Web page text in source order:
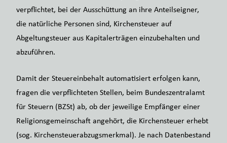
verpflichtet, bei der Ausschüttung an ihre Anteilseigner,
die natürliche Personen sind, Kirchensteuer auf
Abgeltungsteuer aus Kapitalerträgen einzubehalten und
abzuführen.
Damit der Steuereinbehalt automatisiert erfolgen kann,
fragen die verpflichteten Stellen, beim Bundeszentralamt
für Steuern (BZSt) ab, ob der jeweilige Empfänger einer
Religionsgemeinschaft angehört, die Kirchensteuer erhebt
(sog. Kirchensteuerabzugsmerkmal). Je nach Datenbestand